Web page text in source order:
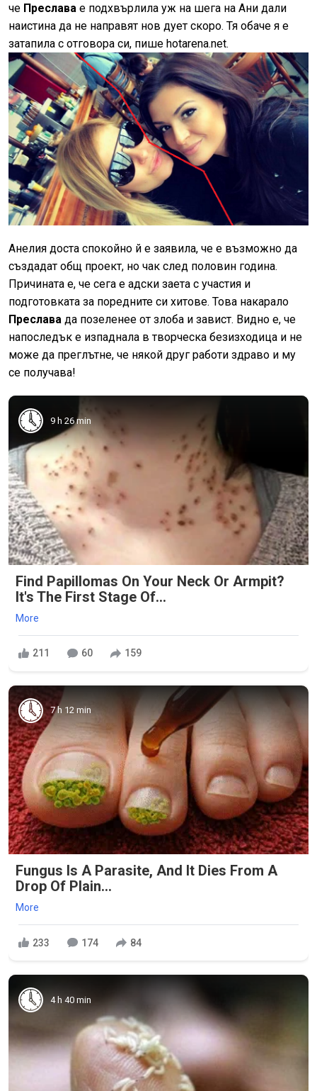
че Преслава е подхвърлила уж на шега на Ани дали
наистина да не направят нов дует скоро. Тя обаче я е
затапила с отговора си, пише hotarena.net.
Анелия доста спокойно й е заявила, че е възможно да
създадат общ проект, но чак след половин година.
Причината е, че сега е адски заета с участия и
подготовката за поредните си хитове. Това накарало
Преслава да позеленее от злоба и завист. Видно е, че
напоследък е изпаднала в творческа безизходица и не
може да преглътне, че някой друг работи здраво и му
се получава!
9 h 26 min
Find Papillomas On Your Neck Or Armpit?
It's The First Stage Of...
More
211 60 159
7 h 12 min
Fungus Is A Parasite, And It Dies From A
Drop Of Plain...
More
233 174 84
4 h 40 min